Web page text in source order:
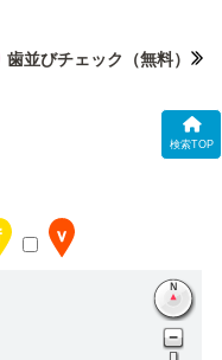
検索TOP
歯並びチェック （無料）